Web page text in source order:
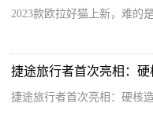
2023款欧拉好猫上新，难的
捷途旅行者首次亮相：
捷途旅行者首次亮相：硬核